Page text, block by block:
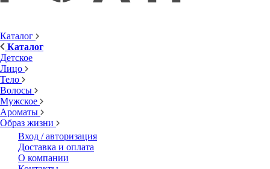
Каталог
Каталог
Детское
Лицо
Тело
Волосы
Мужское
Ароматы
Образ жизни
Вход / авторизация
Доставка и оплата
О компании